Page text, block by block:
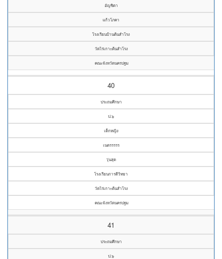
อัญชิตา
แก้วโภคา
โรงเรียนบ้านต้นสำโรง
วัดไร่เกาะต้นสำโรง
คณะจังหวัดนครปฐม
40
ประถมศึกษา
ป.๖
เด็กหญิง
เนตรรรรร
วุ่นสุด
โรงเรียนการดีวิทยา
วัดไร่เกาะต้นสำโรง
คณะจังหวัดนครปฐม
41
ประถมศึกษา
ป.๖